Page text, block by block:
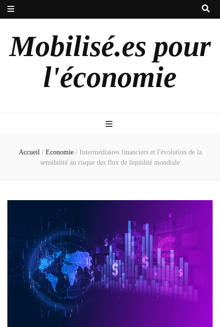
Mobilisé.es pour
l'économie
Accueil / Economie / Intermédiaires financiers et l'évolution de la
sensibilité au risque des flux de liquidité mondiale